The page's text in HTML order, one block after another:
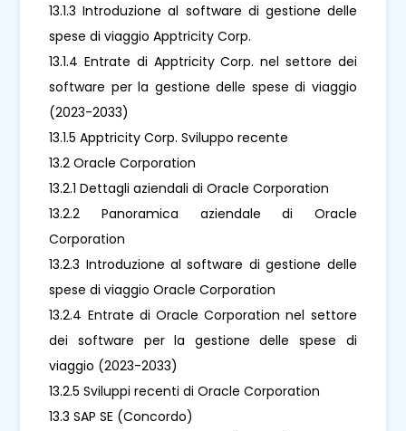
13.1.3 Introduzione al software di gestione delle
spese di viaggio Apptricity Corp.
13.1.4 Entrate di Apptricity Corp. nel settore dei
software per la gestione delle spese di viaggio
(2023-2033)
13.1.5 Apptricity Corp. Sviluppo recente
13.2 Oracle Corporation
13.2.1 Dettagli aziendali di Oracle Corporation
13.2.2 Panoramica aziendale di Oracle
Corporation
13.2.3 Introduzione al software di gestione delle
spese di viaggio Oracle Corporation
13.2.4 Entrate di Oracle Corporation nel settore
dei software per la gestione delle spese di
viaggio (2023-2033)
13.2.5 Sviluppi recenti di Oracle Corporation
13.3 SAP SE (Concordo)